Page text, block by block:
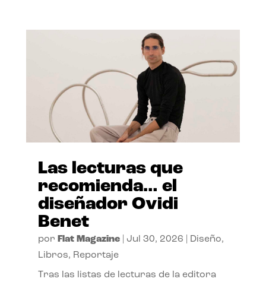
Las lecturas que
recomienda… el
diseñador Ovidi
Benet
por Flat Magazine| Jul 30, 2026 Diseño,
Libros, Reportaje
Tras las listas de lecturas de la editora